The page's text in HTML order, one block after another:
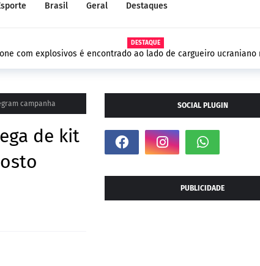
Brasil Geral Destaques
DESTAQUE
com explosivos é encontrado ao lado de cargueiro ucraniano
campanha
de kit
SOCIAL PLUGIN
PUBLICIDADE